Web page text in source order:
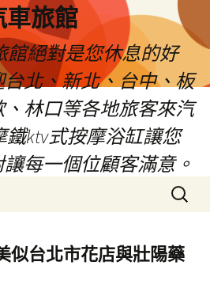
旅館
館絕對是您休息的好
北、新北、台中、板
林口等各地旅客來汽
鐵ktv式按摩浴缸讓您
每一個位顧客滿意。
搜
尋
鍵
字:
似台北市花店與壯陽藥